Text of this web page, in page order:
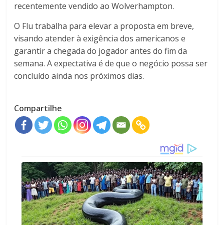
recentemente vendido ao Wolverhampton.
O Flu trabalha para elevar a proposta em breve,
visando atender à exigência dos americanos e
garantir a chegada do jogador antes do fim da
semana. A expectativa é de que o negócio possa ser
concluído ainda nos próximos dias.
Compartilhe